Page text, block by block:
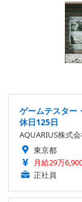
ゲームテスター
休日125日
AQUARIUS株式
東京都
月給29万
正社員